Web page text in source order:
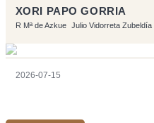
XORI PAPO GORRIA
R Mª de Azkue Julio Vidorreta Zubeldía
2026-07-15